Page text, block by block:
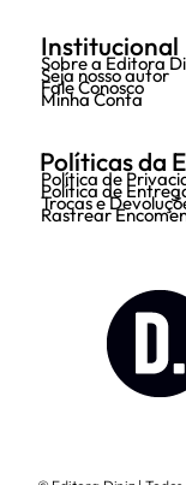
Institucional
Sobre a Editora
Seja nosso autor
Fale Conosco
Minha Conta
Políticas da
Política de
Política de
Trocas e
Rastrear